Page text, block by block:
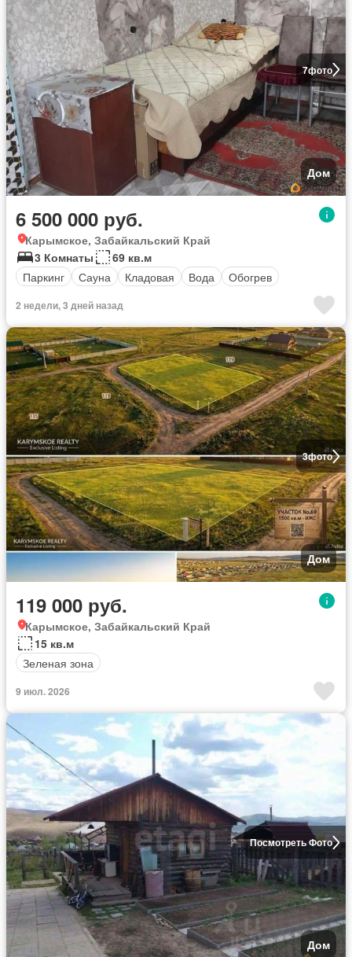
7фото
Дом
6 500 000 руб.
Карымское, Забайкальский Край
3 Комнаты
69 кв.м
Паркинг
Сауна Кладовая Вода Обогрев
2 недели, 3 дней назад
3фото
Дом
119 000 руб.
Карымское, Забайкальский Край
15 кв.м
Зеленая зона
9 июл. 2026
Посмотреть Фото
Дом